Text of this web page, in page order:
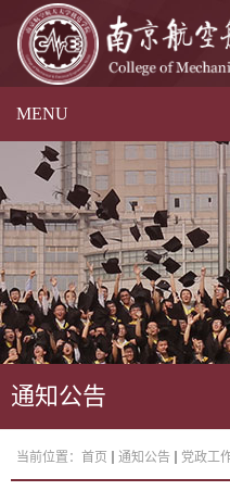
MENU
通知公告
当前位置： 首页 通知公告 党政工